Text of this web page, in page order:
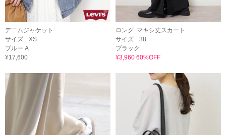
デニムジャケット
サイズ : XS
ブルー A
¥17,600
ロング･マキシ丈スカート
サイズ : 38
ブラック
¥3,960 60%OFF